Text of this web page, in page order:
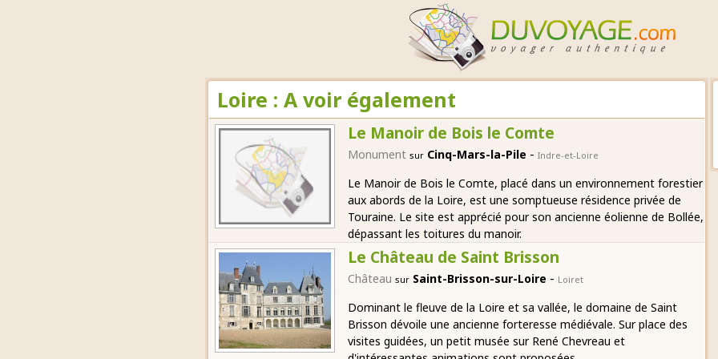
Loire : A voir également
Le Manoir de Bois le Comte
Monument sur Cinq-Mars-la-Pile - Indre-et-Loire
Le Manoir de Bois le Comte, placé dans un environnement forestier
aux abords de la Loire, est une somptueuse résidence privée de
Touraine. Le site est apprécié pour son ancienne éolienne de Bollée,
dépassant les toitures du manoir.
Le Château de Saint Brisson
Château sur Saint-Brisson-sur-Loire - Loiret
Dominant le fleuve de la Loire et sa vallée, le domaine de Saint
Brisson dévoile une ancienne forteresse médiévale. Sur place des
visites guidées, un petit musée sur René Chevreau et